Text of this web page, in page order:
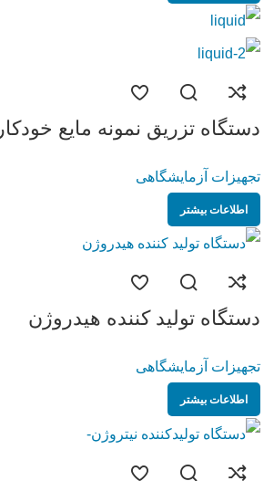
دستگاه تزریق نمونه مایع خودکار
تجهیزات آزمایشگاهی
اطلاعات بیشتر
دستگاه تولید کننده هیدروژن
تجهیزات آزمایشگاهی
اطلاعات بیشتر